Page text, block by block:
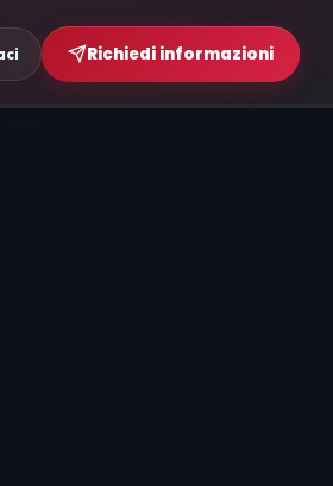
Richiedi informazioni